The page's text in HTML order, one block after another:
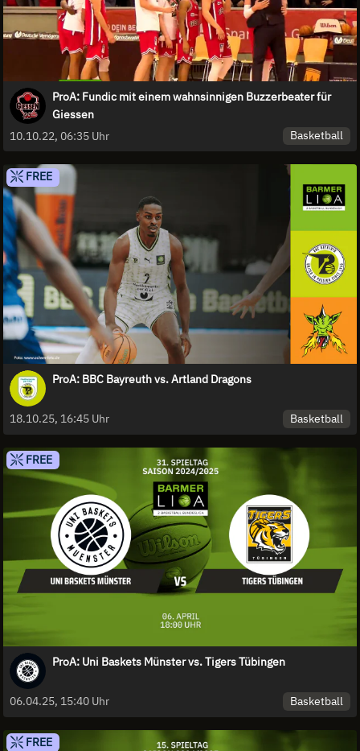
ProA: Fundic mit einem wahnsinnigen Buzzerbeater für
Giessen
10.10.22, 06:35 Uhr
Basketball
FREE
ProA: BBC Bayreuth vs. Artland Dragons
18.10.25, 16:45 Uhr Basketball
FREE
ProA: Uni Baskets Münster vs. Tigers Tübingen
06.04.25, 15:40 Uhr Basketball
FREE